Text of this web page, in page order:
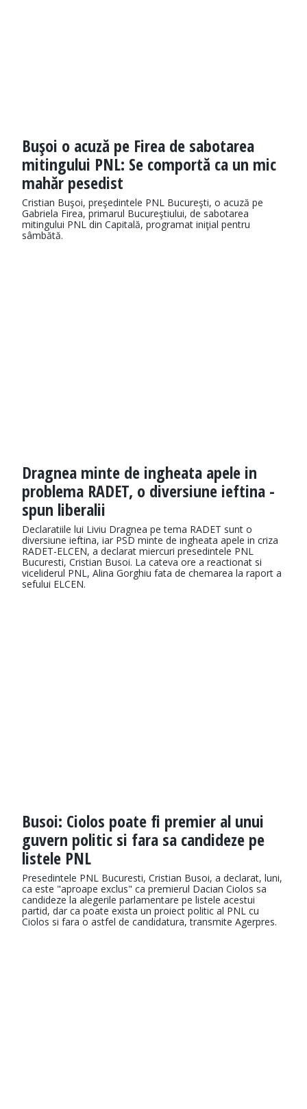
Buşoi o acuză pe Firea de sabotarea
mitingului PNL: Se comportă ca un mic
mahăr pesedist
Cristian Buşoi, preşedintele PNL Bucureşti, o acuză pe
Gabriela Firea, primarul Bucureştiului, de sabotarea
mitingului PNL din Capitală, programat iniţial pentru
sâmbătă.
Dragnea minte de ingheata apele in
problema RADET, o diversiune ieftina -
spun liberalii
Declaratiile lui Liviu Dragnea pe tema RADET sunt o
diversiune ieftina, iar PSD minte de ingheata apele in criza
RADET-ELCEN, a declarat miercuri presedintele PNL
Bucuresti, Cristian Busoi. La cateva ore a reactionat si
viceliderul PNL, Alina Gorghiu fata de chemarea la raport a
sefului ELCEN.
Busoi: Ciolos poate fi premier al unui
guvern politic si fara sa candideze pe
listele PNL
Presedintele PNL Bucuresti, Cristian Busoi, a declarat, luni,
ca este "aproape exclus" ca premierul Dacian Ciolos sa
candideze la alegerile parlamentare pe listele acestui
partid, dar ca poate exista un proiect politic al PNL cu
Ciolos si fara o astfel de candidatura, transmite Agerpres.